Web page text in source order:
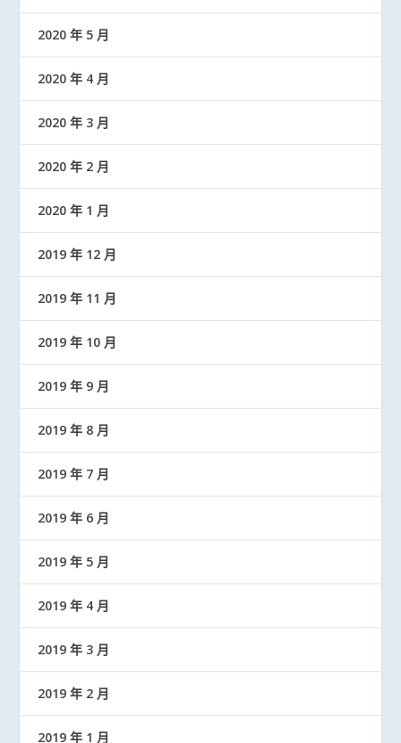
2020 年 5 月
2020 年 4 月
2020 年 3 月
2020 年 2 月
2020 年 1 月
2019 年 12 月
2019 年 11 月
2019 年 10 月
2019 年 9 月
2019 年 8 月
2019 年 7 月
2019 年 6 月
2019 年 5 月
2019 年 4 月
2019 年 3 月
2019 年 2 月
2019 年 1 月